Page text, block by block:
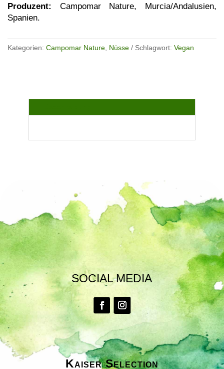
Produzent:
Campomar Nature, Murcia/Andalusien,
Spanien.
Kategorien: Campomar Nature Nüsse Schlagwort: Vegan
SOCIAL MEDIA
Kaiser Selection